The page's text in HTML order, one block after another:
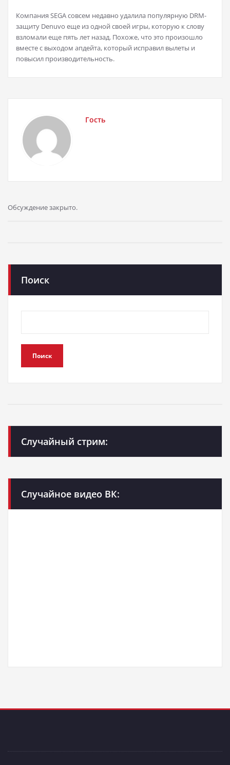
Компания SEGA совсем недавно удалила популярную DRM-
защиту Denuvo еще из одной своей игры, которую к слову
взломали еще пять лет назад. Похоже, что это произошло
вместе с выходом апдейта, который исправил вылеты и
повысил производительность.
Гость
Обсуждение закрыто.
Поиск
Поиск
Случайный стрим:
Случайное видео ВК: